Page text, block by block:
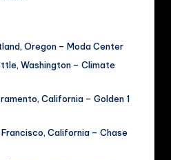
Oregon – Moda Center
Washington – Climate
California – Golden 1
California – Chase